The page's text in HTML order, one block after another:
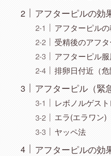
アフターピルの効
アフターピル
受精後のアフ
アフターピル
排卵日付近（
アフターピル（緊
レボノルゲス
エラ(エラワン)
ヤッペ法
アフターピルの効